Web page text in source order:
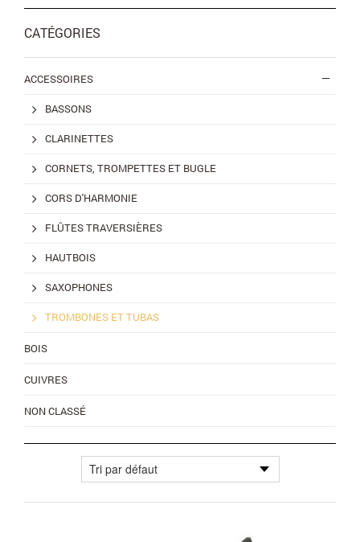
CATÉGORIES
ACCESSOIRES
BASSONS
CLARINETTES
CORNETS, TROMPETTES ET BUGLE
CORS D'HARMONIE
FLÛTES TRAVERSIÈRES
HAUTBOIS
SAXOPHONES
TROMBONES ET TUBAS
BOIS
CUIVRES
NON CLASSÉ